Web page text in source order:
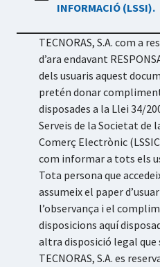
INFORMACIÓ (LSSI).
TECNORAS, S.A. com a
d’ara endavant
dels usuaris aquest
pretén donar
disposades a la Llei 34/
Serveis de la Societat de
Comerç Electrònic
com informar a tots els
Tota persona que
assumeix el paper
l’observança i el
disposicions aquí
altra disposició legal que
TECNORAS, S.A. es